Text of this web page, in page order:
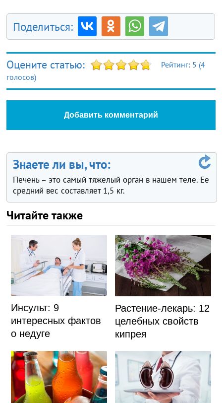
Поделиться:
Оцените статью: Рейтинг: 5 (4
голосов)
Добавить комментарий
Знаете ли вы, что:
Печень – это самый тяжелый орган в нашем теле. Ее
средний вес составляет 1,5 кг.
Читайте также
Инсульт: 9
интересных фактов
о недуге
Растение-лекарь: 12
целебных свойств
кипрея